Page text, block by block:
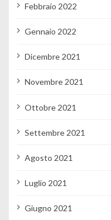
Febbraio 2022
Gennaio 2022
Dicembre 2021
Novembre 2021
Ottobre 2021
Settembre 2021
Agosto 2021
Luglio 2021
Giugno 2021